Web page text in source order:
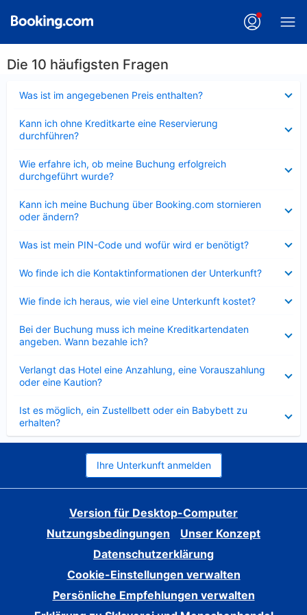
Die 10 häufigsten Fragen
Was ist im angegebenen Preis enthalten?
Kann ich ohne Kreditkarte eine Reservierung
durchführen?
Wie erfahre ich, ob meine Buchung erfolgreich
durchgeführt wurde?
Kann ich meine Buchung über Booking.com stornieren
oder ändern?
Was ist mein PIN-Code und wofür wird er benötigt?
Wo finde ich die Kontaktinformationen der Unterkunft?
Wie finde ich heraus, wie viel eine Unterkunft kostet?
Bei der Buchung muss ich meine Kreditkartendaten
angeben. Wann bezahle ich?
Verlangt das Hotel eine Anzahlung, eine Vorauszahlung
oder eine Kaution?
Ist es möglich, ein Zustellbett oder ein Babybett zu
erhalten?
Ihre Unterkunft anmelden
Version für Desktop-Computer
Nutzungsbedingungen
Unser Konzept
Datenschutzerklärung
Cookie-Einstellungen verwalten
Persönliche Empfehlungen verwalten